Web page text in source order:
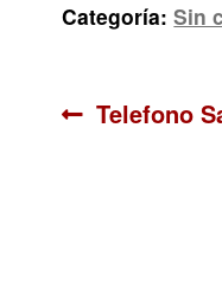
Categoría:Sin
Anterior:
Telefono